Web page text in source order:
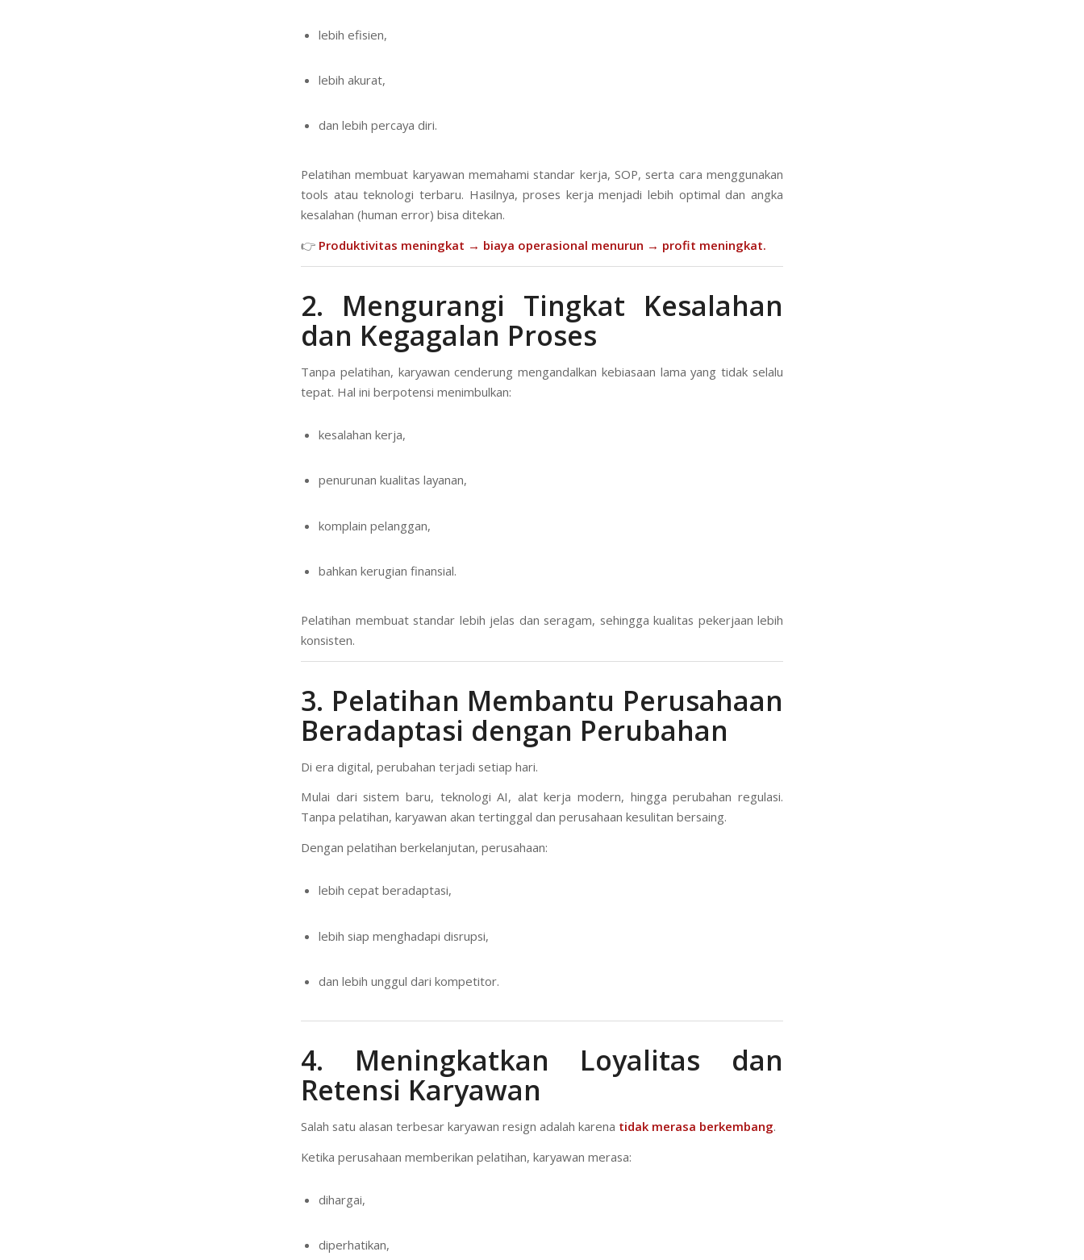
lebih efisien,
lebih akurat,
dan lebih percaya diri.
Pelatihan membuat karyawan memahami standar kerja, SOP, serta cara menggunakan
tools atau teknologi terbaru. Hasilnya, proses kerja menjadi lebih optimal dan angka
kesalahan (human error) bisa ditekan.
👉 Produktivitas meningkat → biaya operasional menurun → profit meningkat.
2. Mengurangi Tingkat Kesalahan
dan Kegagalan Proses
Tanpa pelatihan, karyawan cenderung mengandalkan kebiasaan lama yang tidak selalu
tepat. Hal ini berpotensi menimbulkan:
kesalahan kerja,
penurunan kualitas layanan,
komplain pelanggan,
bahkan kerugian finansial.
Pelatihan membuat standar lebih jelas dan seragam, sehingga kualitas pekerjaan lebih
konsisten.
3. Pelatihan Membantu Perusahaan
Beradaptasi dengan Perubahan
Di era digital, perubahan terjadi setiap hari.
Mulai dari sistem baru, teknologi AI, alat kerja modern, hingga perubahan regulasi.
Tanpa pelatihan, karyawan akan tertinggal dan perusahaan kesulitan bersaing.
Dengan pelatihan berkelanjutan, perusahaan:
lebih cepat beradaptasi,
lebih siap menghadapi disrupsi,
dan lebih unggul dari kompetitor.
4. Meningkatkan Loyalitas dan
Retensi Karyawan
Salah satu alasan terbesar karyawan resign adalah karena tidak merasa berkembang.
Ketika perusahaan memberikan pelatihan, karyawan merasa:
dihargai,
diperhatikan,